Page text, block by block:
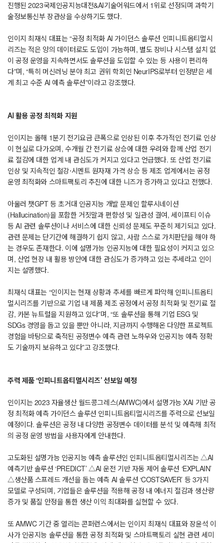
진행된 2023국제인공지능대전&AI기술어워드에서 1위로 선정되며 과학기
술정보통신부 장관상을 수상하기도 했다.
인이지 최재식 대표는 “공정 최적화 AI 가이던스 솔루션 인피니트옵티멀시
리즈는 적은 양의 데이터로도 도입이 가능하며, 별도 장비나 시스템 설치 없
이 공정 운영을 지속하면서도 솔루션을 도입할 수 있는 등 사용이 편리하
다”며, “특히 머신러닝 분야 최고 권위 학회인 NeurIPS로부터 인정받은 세
계 최고 수준 AI 예측 솔루션”이라고 강조했다.
AI 활용 공정 최적화 지원
인이지는 올해 1분기 전기요금 큰폭으로 인상된 이후 추가적인 전기료 인상
이 현실로 다가오며, 수개월 간 전기료 상승에 대한 우려와 함께 산업 전기
료 절감에 대한 업계 내 관심도가 커지고 있다고 언급했다. 또 산업 전기료
인상 및 지속적인 철강·시멘트 원자재 가격 상승 등 제조 업계에서는 공정
운영 최적화와 스마트팩토리 추진에 대한 니즈가 증가하고 있다고 전했다.
아울러 챗GPT 등 초거대 인공지능 개발 문제인 할루시네이션
(Hallucination)을 포함한 거짓말과 편향성 및 일관성 결여, 세이프티 이슈
등 AI 관련 솔루션이나 서비스에 대한 신뢰성 문제도 꾸준히 제기되고 있다.
관련 문제는 단기간에 해결하기 쉽지 않고, 사람 스스로 가치판단을 해야 하
는 경우도 존재한다. 이에 설명가능 인공지능에 대한 필요성이 커지고 있으
며, 산업 현장 내 활용 방안에 대한 관심도가 증가하고 있는 추세라고 인이
지는 설명했다.
최재식 대표는 “인이지는 현재 상황과 추세를 빠르게 파악해 인피니트옵티
멀시리즈를 기반으로 기업 내 제품 제조 공정에서 공정 최적화 및 전기료 절
감, 카본 뉴트럴을 지원하고 있다”며, “또 솔루션을 통해 기업 ESG 및
SDGs 경영을 돕고 있을 뿐만 아니라, 지금까지 수행해온 다양한 프로젝트
경험을 바탕으로 축적된 공정변수 예측 관련 노하우와 인공지능 예측 정확
도 기술까지 보유하고 있다”고 강조했다.
주력 제품 ‘인피니트옵티멀시리즈’ 선보일 예정
인이지는 2023 자율생산 월드콩그레스(AMWC)에서 설명가능 XAI 기반 공
정 최적화 예측 가이던스 솔루션 인피니트옵티멀시리즈를 주력으로 선보일
예정이다. 솔루션은 공정 내 다양한 공정변수 데이터를 분석 및 예측해 최적
의 공정 운영 방법을 사용자에게 안내한다.
고도화된 설명가능 인공지능 예측 솔루션인 인피니트옵티멀시리즈는 △AI
예측기반 솔루션 ‘PREDICT’ △AI 운전 기반 자동 제어 솔루션 ‘EXPLAIN’
△생산품 스프레드 개선을 돕는 예측 AI 솔루션 ‘COSTSAVER’ 등 3가지
모델로 구성되며, 기업들은 솔루션을 적용해 공정 내 에너지 절감과 생산량
증가 및 품질 안정을 통한 생산 이익 최대화를 실현할 수 있다.
또 AMWC 기간 중 열리는 콘퍼런스에서는 인이지 최재식 대표와 장윤석 이
사가 인공지능 솔루션을 통한 공정 최적화 및 스마트팩토리 실현 관련 세미